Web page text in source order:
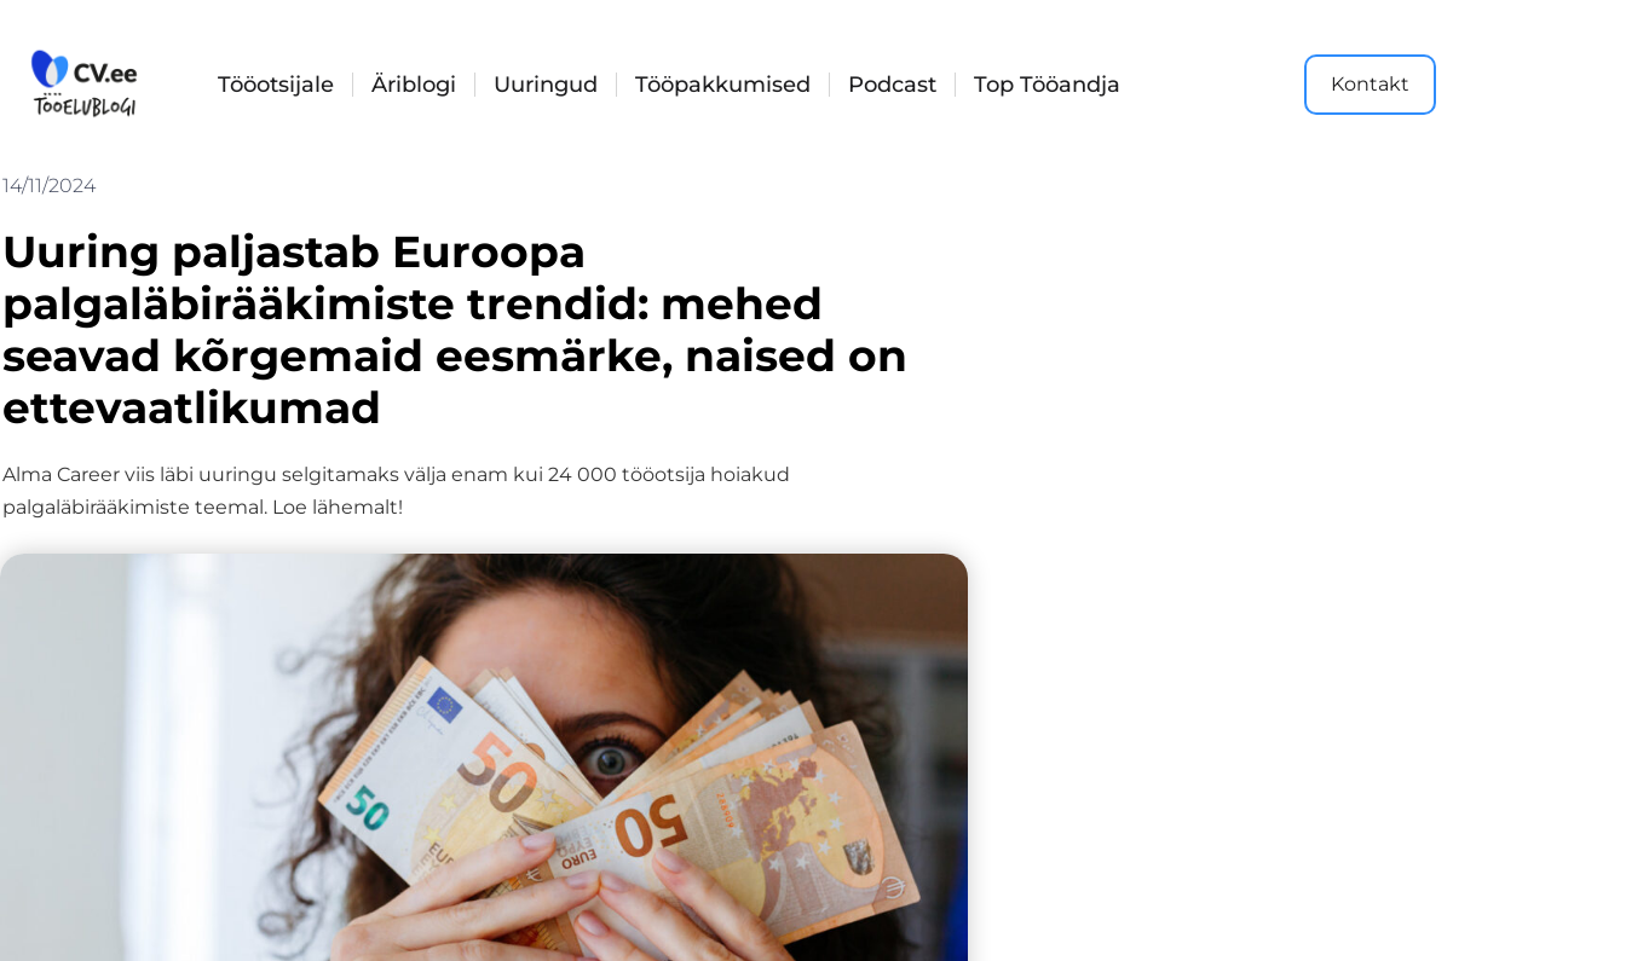
content
Tööotsijale Äriblogi Uuringud Tööpakkumised Podcast Top Tööandja Kontakt
14/11/2024
Uuring paljastab Euroopa
palgaläbirääkimiste trendid: mehed
seavad kõrgemaid eesmärke, naised on
ettevaatlikumad
Alma Career viis läbi uuringu selgitamaks välja enam kui 24 000 tööotsija hoiakud
palgaläbirääkimiste teemal. Loe lähemalt!